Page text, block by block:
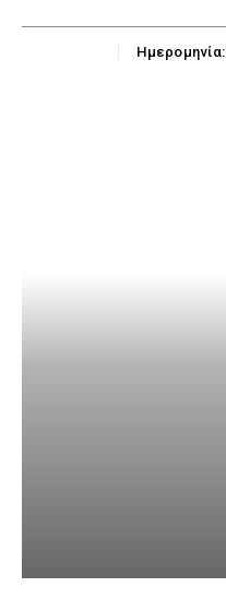
Ημερομηνία: